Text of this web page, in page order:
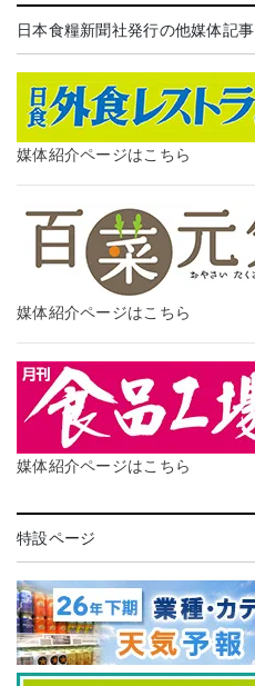
日本食糧新聞社発行の他媒体記事
媒体紹介ページはこちら
媒体紹介ページはこちら
媒体紹介ページはこちら
特設ページ